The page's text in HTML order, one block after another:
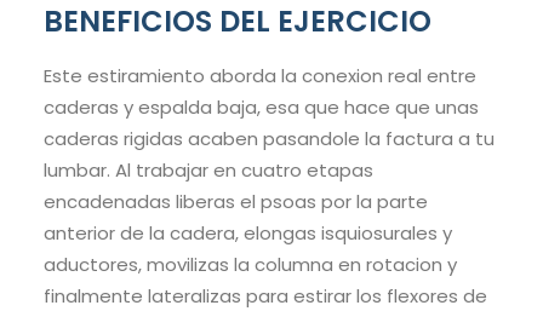
BENEFICIOS DEL EJERCICIO
Este estiramiento aborda la conexion real entre
caderas y espalda baja, esa que hace que unas
caderas rigidas acaben pasandole la factura a tu
lumbar. Al trabajar en cuatro etapas
encadenadas liberas el psoas por la parte
anterior de la cadera, elongas isquiosurales y
aductores, movilizas la columna en rotacion y
finalmente lateralizas para estirar los flexores de